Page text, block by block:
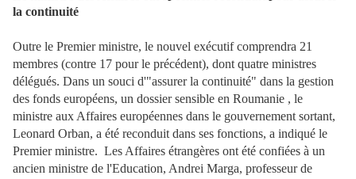
la continuité
Outre le Premier ministre, le nouvel exécutif comprendra 21
membres (contre 17 pour le précédent), dont quatre ministres
délégués. Dans un souci d'"assurer la continuité" dans la gestion
des fonds européens, un dossier sensible en Roumanie , le
ministre aux Affaires européennes dans le gouvernement sortant,
Leonard Orban, a été reconduit dans ses fonctions, a indiqué le
Premier ministre. Les Affaires étrangères ont été confiées à un
ancien ministre de l'Education, Andrei Marga, professeur de